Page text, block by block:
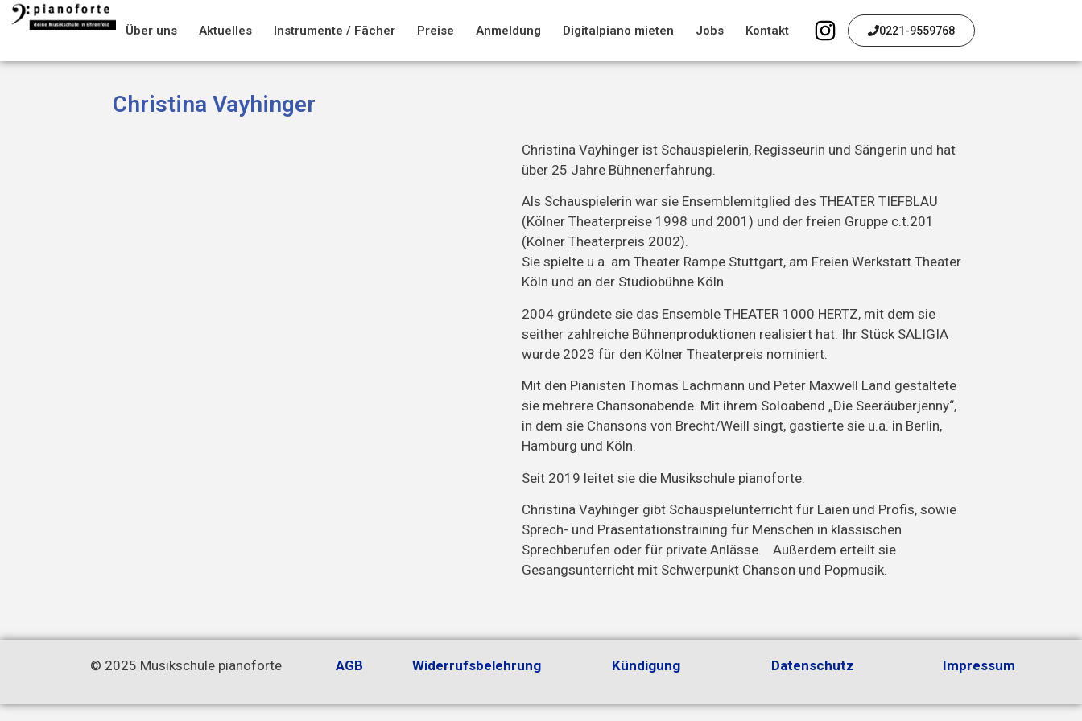
Über uns Aktuelles Instrumente / Fächer Preise Anmeldung Digitalpiano mieten Jobs Kontakt 0221-9559768
Christina Vayhinger
Christina Vayhinger ist Schauspielerin, Regisseurin und Sängerin und hat
über 25 Jahre Bühnenerfahrung.
Als Schauspielerin war sie Ensemblemitglied des THEATER TIEFBLAU
(Kölner Theaterpreise 1998 und 2001) und der freien Gruppe c.t.201
(Kölner Theaterpreis 2002).
Sie spielte u.a. am Theater Rampe Stuttgart, am Freien Werkstatt Theater
Köln und an der Studiobühne Köln.
2004 gründete sie das Ensemble THEATER 1000 HERTZ, mit dem sie
seither zahlreiche Bühnenproduktionen realisiert hat. Ihr Stück SALIGIA
wurde 2023 für den Kölner Theaterpreis nominiert.
Mit den Pianisten Thomas Lachmann und Peter Maxwell Land gestaltete
sie mehrere Chansonabende. Mit ihrem Soloabend „Die Seeräuberjenny“,
in dem sie Chansons von Brecht/Weill singt, gastierte sie u.a. in Berlin,
Hamburg und Köln.
Seit 2019 leitet sie die Musikschule pianoforte.
Christina Vayhinger gibt Schauspielunterricht für Laien und Profis, sowie
Sprech- und Präsentationstraining für Menschen in klassischen
Sprechberufen oder für private Anlässe. Außerdem erteilt sie
Gesangsunterricht mit Schwerpunkt Chanson und Popmusik.
© 2025 Musikschule pianoforte AGB Widerrufsbelehrung Kündigung Datenschutz Impressum